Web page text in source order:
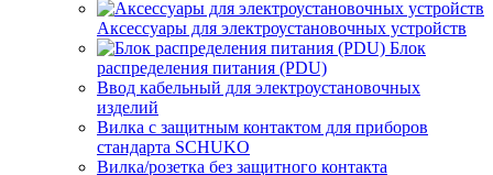
Аксессуары для электроустановочных устройств
Блок
распределения питания (PDU)
Ввод кабельный для электроустановочных
изделий
Вилка с защитным контактом для приборов
стандарта SCHUKO
Вилка/розетка без защитного контакта